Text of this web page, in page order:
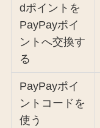
dポイントを
PayPayポイ
ントへ交換す
る
PayPayポイ
ントコードを
使う